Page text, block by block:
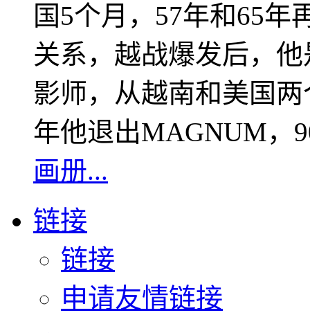
国5个月，57年和65年
关系，越战爆发后，
影师，从越南和美国
年他退出MAGNUM，
画册...
链接
链接
申请友情链接